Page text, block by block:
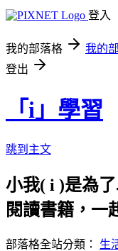
登入
我的部落格 我的
登出
「i」學習
跳到主文
小我( i )是為
閱讀書籍，一
部落格全站分類： 生